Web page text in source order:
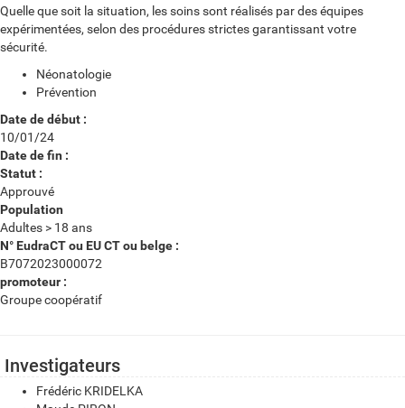
Quelle que soit la situation, les soins sont réalisés par des équipes
expérimentées, selon des procédures strictes garantissant votre
sécurité.
Néonatologie
Prévention
Date de début :
10/01/24
Date de fin :
Statut :
Approuvé
Population
Adultes > 18 ans
N° EudraCT ou EU CT ou belge :
B7072023000072
promoteur :
Groupe coopératif
Investigateurs
Frédéric KRIDELKA